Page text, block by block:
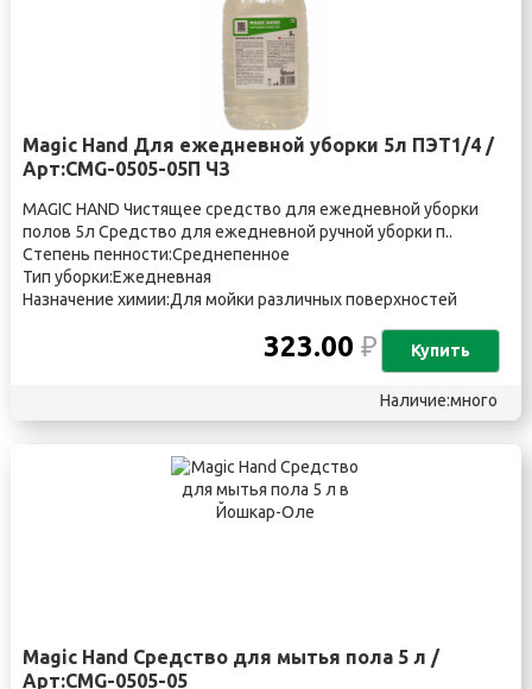
Magic Hand Для ежедневной уборки 5л ПЭТ1/4 /
Арт:CMG-0505-05П ЧЗ
MAGIC HAND Чистящее средство для ежедневной уборки
полов 5л Средство для ежедневной ручной уборки п..
Степень пенности:Среднепенное
Тип уборки:Ежедневная
Назначение химии:Для мойки различных поверхностей
323.00₽ Купить
Наличие:много
Magic Hand Средство для мытья пола 5 л /
Арт:CMG-0505-05